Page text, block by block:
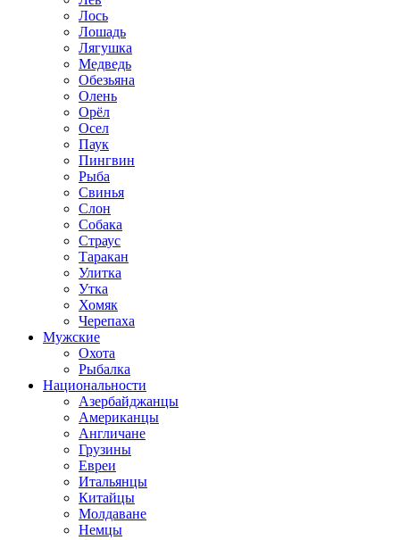
Лось
Лошадь
Лягушка
Медведь
Обезьяна
Олень
Орёл
Осел
Паук
Пингвин
Рыба
Свинья
Слон
Собака
Страус
Таракан
Улитка
Утка
Хомяк
Черепаха
Мужские
Охота
Рыбалка
Национальности
Азербайджанцы
Американцы
Англичане
Грузины
Евреи
Итальянцы
Китайцы
Молдаване
Немцы